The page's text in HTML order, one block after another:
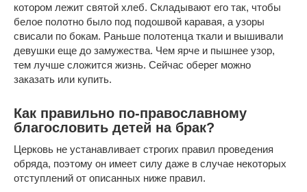
котором лежит святой хлеб. Складывают его так, чтобы
белое полотно было под подошвой каравая, а узоры
свисали по бокам. Раньше полотенца ткали и вышивали
девушки еще до замужества. Чем ярче и пышнее узор,
тем лучше сложится жизнь. Сейчас оберег можно
заказать или купить.
Как правильно по-православному
благословить детей на брак?
Церковь не устанавливает строгих правил проведения
обряда, поэтому он имеет силу даже в случае некоторых
отступлений от описанных ниже правил.